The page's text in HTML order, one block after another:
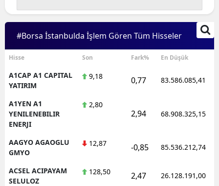
#Borsa İstanbulda İşlem Gören Tüm Hisseler
Hisse Son Fark% En Düşük
A1CAP A1 CAPITAL
YATIRIM
9,18 0,77 83.586.085,41
A1YEN A1
YENILENEBILIR
ENERJI
2,80
2,94 68.908.325,15
AAGYO AGAOGLU
GMYO
12,87 -0,85 85.536.212,74
ACSEL ACIPAYAM
SELULOZ
128,50 2,47 26.128.191,00